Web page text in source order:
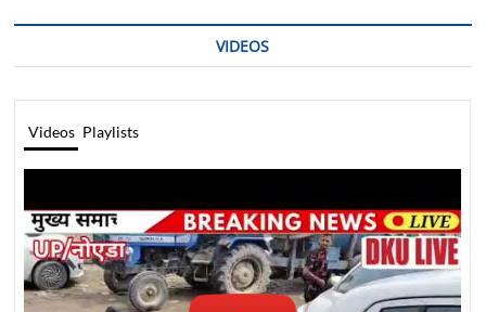
VIDEOS
Videos Playlists